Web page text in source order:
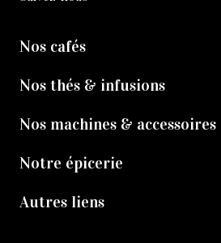
Nos cafés
Nos thés & infusions
Nos machines & accessoires
Notre épicerie
Autres liens